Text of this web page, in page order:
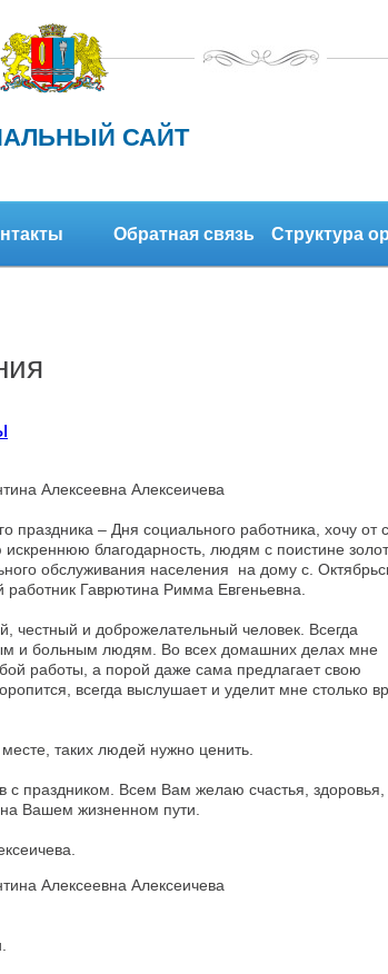
САЙТ
Обратная связь Структура
Алексеевна Алексеичева
– Дня социального работника, хочу от
благодарность, людям с поистине
обслуживания населения на дому c.
Гаврютина Римма Евгеньевна.
честный и доброжелательный человек. Всегда
и больным людям. Во всех домашних делах мне
работы, а порой даже сама предлагает свою
всегда выслушает и уделит мне столько
таких людей нужно ценить.
с праздником. Всем Вам желаю счастья, здоровья,
Вашем жизненном пути.
Алексеевна Алексеичева